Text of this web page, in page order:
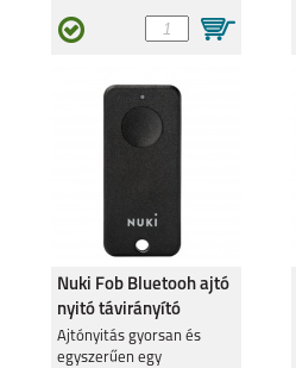
SAMSUNG GALAXY
SAMSUNG GALAXY
SAMSUNG GALAXY
Nuki Fob Bluetooh ajtó
nyitó távirányító
Ajtónyitás gyorsan és
egyszerűen egy